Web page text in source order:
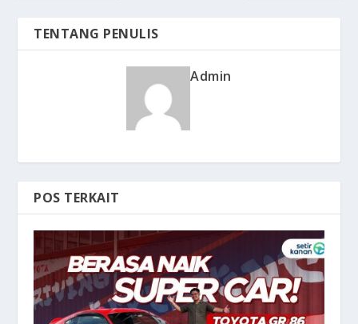
TENTANG PENULIS
Admin
POS TERKAIT